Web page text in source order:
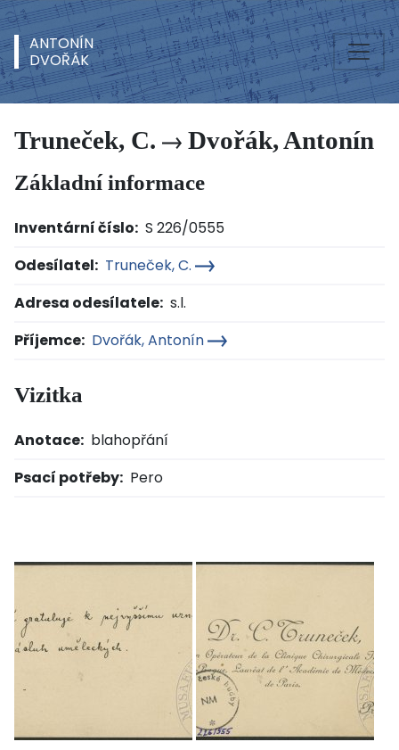
ANTONÍN
DVOŘÁK
Truneček, C. Dvořák, Antonín
Základní informace
Inventární číslo: S 226/0555
Odesílatel: Truneček, C.
Adresa odesílatele: s.l.
Příjemce: Dvořák, Antonín
Vizitka
Anotace: blahopřání
Psací potřeby: Pero